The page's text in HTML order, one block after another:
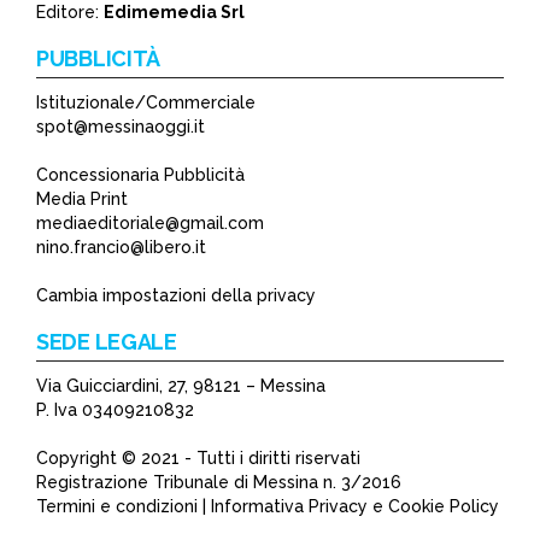
Editore: Edimemedia Srl
PUBBLICITÀ
Istituzionale/Commerciale
spot@messinaoggi.it
Concessionaria Pubblicità
Media Print
mediaeditoriale@gmail.com
nino.francio@libero.it
Cambia impostazioni della privacy
SEDE LEGALE
Via Guicciardini, 27, 98121 – Messina
P. Iva 03409210832
Copyright © 2021 - Tutti i diritti riservati
Registrazione Tribunale di Messina n. 3/2016
Termini e condizioni | Informativa Privacy e Cookie Policy